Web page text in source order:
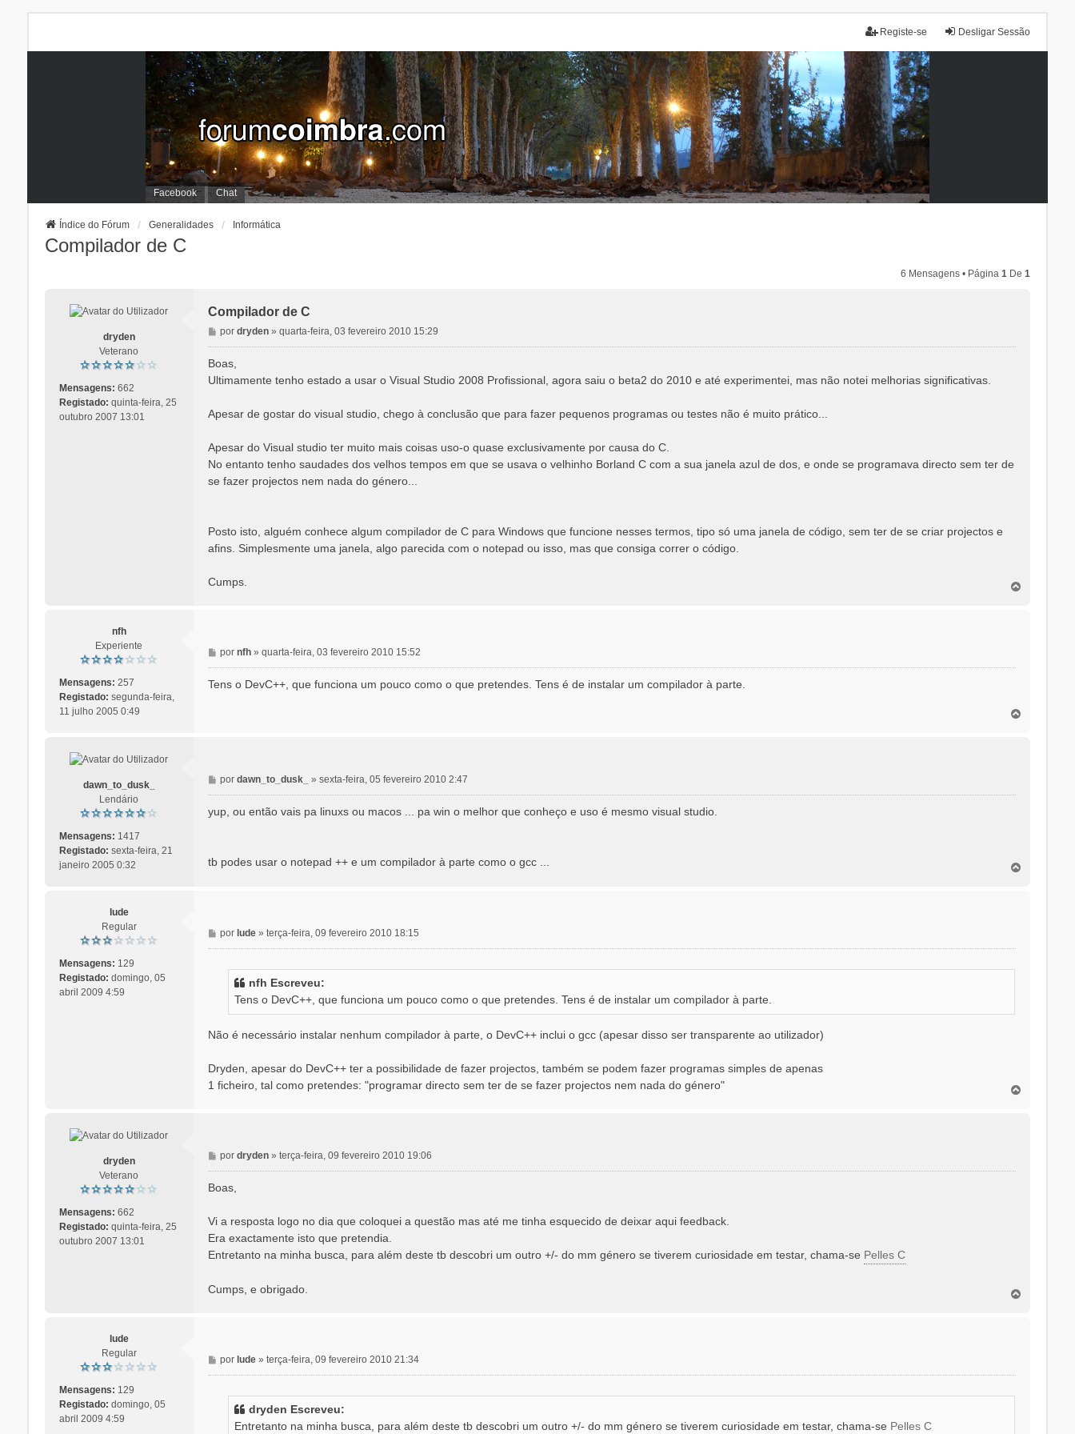
Desligar Sessão
Registe-se
Facebook Chat
Índice do Fórum Generalidades Informática
Compilador de C
6 Mensagens • Página1 De1
dryden
Veterano
Mensagens: 662
Registado: quinta-feira, 25
outubro 2007 13:01
Compilador de C
M
e
a
e
pordryden »quarta-feira, 03 fevereiro 2010 15:29
Boas,
Ultimamente tenho estado a usar o Visual Studio 2008 Profissional, agora saiu o beta2 do 2010 e até experimentei, mas não notei melhorias significativas.
Apesar de gostar do visual studio, chego à conclusão que para fazer pequenos programas ou testes não é muito prático...
Apesar do Visual studio ter muito mais coisas uso-o quase exclusivamente por causa do C.
No entanto tenho saudades dos velhos tempos em que se usava o velhinho Borland C com a sua janela azul de dos, e onde se programava directo sem ter de
se fazer projectos nem nada do género...
Posto isto, alguém conhece algum compilador de C para Windows que funcione nesses termos, tipo só uma janela de código, sem ter de se criar projectos e
afins. Simplesmente uma janela, algo parecida com o notepad ou isso, mas que consiga correr o código.
Cumps.
nfh
Experiente
Mensagens: 257
Registado: segunda-feira,
11 julho 2005 0:49
M
e
pornfh »quarta-feira, 03 fevereiro 2010 15:52
Tens o DevC++, que funciona um pouco como o que pretendes. Tens é de instalar um compilador à parte.
dawn_to_dusk_
Lendário
Mensagens: 1417
Registado: sexta-feira, 21
janeiro 2005 0:32
M
e
s
e
pordawn_to_dusk_ »sexta-feira, 05 fevereiro 2010 2:47
yup, ou então vais pa linuxs ou macos ... pa win o melhor que conheço e uso é mesmo visual studio.
tb podes usar o notepad ++ e um compilador à parte como o gcc ...
lude
Regular
Mensagens: 129
Registado: domingo, 05
abril 2009 4:59
M
e
m
porlude »terça-feira, 09 fevereiro 2010 18:15
nfh Escreveu:
Tens o DevC++, que funciona um pouco como o que pretendes. Tens é de instalar um compilador à parte.
Não é necessário instalar nenhum compilador à parte, o DevC++ inclui o gcc (apesar disso ser transparente ao utilizador)
Dryden, apesar do DevC++ ter a possibilidade de fazer projectos, também se podem fazer programas simples de apenas
1 ficheiro, tal como pretendes: "programar directo sem ter de se fazer projectos nem nada do género"
dryden
Veterano
Mensagens: 662
Registado: quinta-feira, 25
outubro 2007 13:01
M
e
g
e
m
pordryden »terça-feira, 09 fevereiro 2010 19:06
Boas,
Vi a resposta logo no dia que coloquei a questão mas até me tinha esquecido de deixar aqui feedback.
Era exactamente isto que pretendia.
Entretanto na minha busca, para além deste tb descobri um outro +/- do mm género se tiverem curiosidade em testar, chama-se Pelles C
Cumps, e obrigado.
lude
Regular
Mensagens: 129
Registado: domingo, 05
abril 2009 4:59
M
e
porlude »terça-feira, 09 fevereiro 2010 21:34
dryden Escreveu:
Entretanto na minha busca, para além deste tb descobri um outro +/- do mm género se tiverem curiosidade em testar, chama-se Pelles C